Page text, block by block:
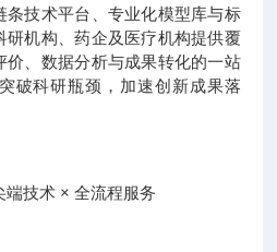
条技术平台、专业化模型库与标
研机构、药企及医疗机构提供覆
价、数据分析与成果转化的一站
破科研瓶颈，加速创新成果落
技术 × 全流程服务